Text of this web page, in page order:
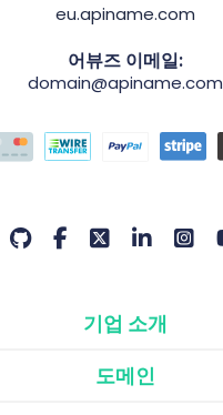
eu.apiname.com
어뷰즈 이메일:
domain@apiname.com
기업 소개
도메인